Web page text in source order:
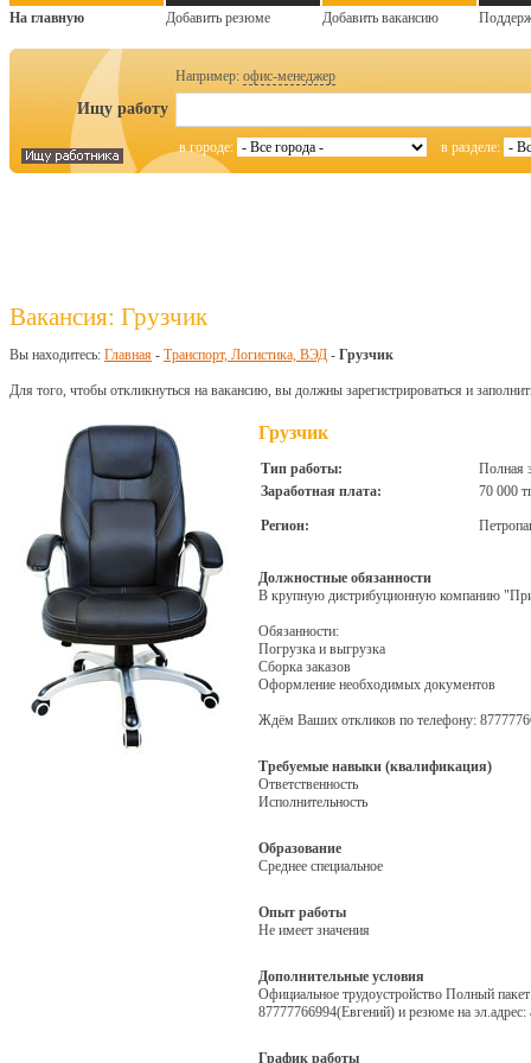
На главную Добавить резюме Добавить вакансию
Например: офис-менеджер
Ищу работу
в городе: в разделе:
Вакансия: Грузчик
Вы находитесь: Главная - Транспорт, Логистика, ВЭД - Грузчик
Для того, чтобы откликнуться на вакансию, вы должны зарегистрироваться и
Грузчик
Тип работы:
Полная
Заработная плата:
70 000
Регион:
Должностные обязанности
В крупную дистрибуционную компанию
Обязанности:
Погрузка и выгрузка
Сборка заказов
Оформление необходимых документов
Ждём Ваших откликов по телефону:
Требуемые навыки (квалификация)
Ответственность
Исполнительность
Образование
Среднее специальное
Опыт работы
Не имеет значения
Дополнительные условия
Официальное трудоустройство Полный
87777766994(Евгений) и резюме на
График работы